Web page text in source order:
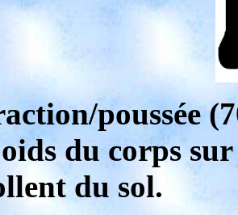
poussée
du corps
du sol.